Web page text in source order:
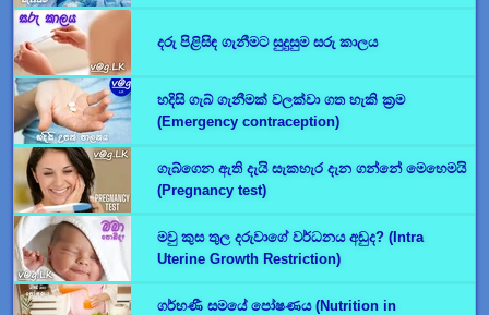
දරු පිළිසිඳ ගැනීමට සුදුසුම සරු කාලය
හදිසි ගැබ් ගැනීමක් වලක්වා ගත හැකි ක්‍රම
(Emergency contraception)
ගැබ්ගෙන ඇති දැයි සැකහැර දැන ගන්නේ මෙහෙමයි
(Pregnancy test)
මවු කුස තුල දරුවාගේ වර්ධනය අඩුද? (Intra
Uterine Growth Restriction)
ගර්භණී සමයේ පෝෂණය (Nutrition in